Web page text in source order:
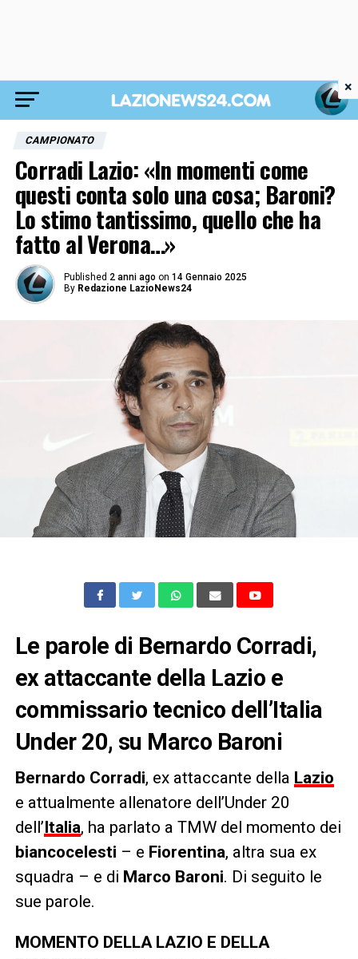
CAMPIONATO
Corradi Lazio: «In momenti come
questi conta solo una cosa; Baroni?
Lo stimo tantissimo, quello che ha
fatto al Verona…»
Published 2 anni ago on 14 Gennaio 2025
By Redazione LazioNews24
Le parole di Bernardo Corradi,
ex attaccante della Lazio e
commissario tecnico dell’Italia
Under 20, su Marco Baroni
Bernardo Corradi, ex attaccante della Lazio
e attualmente allenatore dell’Under 20
dell’Italia, ha parlato a TMW del momento dei
biancocelesti – e Fiorentina, altra sua ex
squadra – e di Marco Baroni. Di seguito le
sue parole.
MOMENTO DELLA LAZIO E DELLA
×